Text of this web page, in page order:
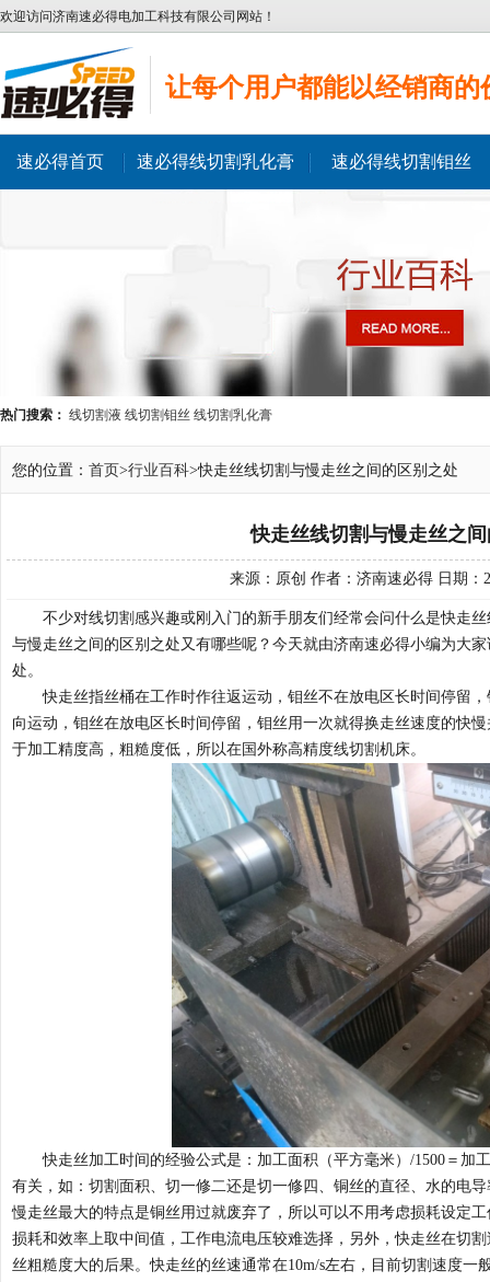
欢迎访问济南速必得电加工科技有限公司网站！
让每个用户都能以经销商的
速必得首页 速必得线切割乳化膏 速必得线切割钼丝
热门搜索： 线切割液 线切割钼丝 线切割乳化膏
您的位置： 首页>行业百科>快走丝线切割与慢走丝之间的区别之处
快走丝线切割与慢走丝之
来源：原创 作者：济南速必得 日期：
不少对线切割感兴趣或刚入门的新手朋友们经常会问什么是快走
与慢走丝之间的区别之处 又有哪些呢？ 今天就由济南速必得小编为大
处。
快走丝指丝桶在工作时作往返运动，钼丝不在放电区长时间停留
向运动，钼丝在放电区长时间停留，钼丝用一次就得换走丝速度的快
于加工精度高，粗糙度低，所以在国外称高精度线切割机床。
快走丝加工时间的经验公式是：加工面积（平方毫米） /1500＝加
有关，如：切割面积、切一修二还是切一修四、铜丝的直径、水的电
慢走丝最大的特点是铜丝用过就废弃了，所以可以不用考虑损耗设定
损耗和效率上取中间值，工作电流电压较难选择，另外，快走丝在切
丝粗糙度大的后果。快走丝的丝速通常在10m/s左右，目前切割速度一